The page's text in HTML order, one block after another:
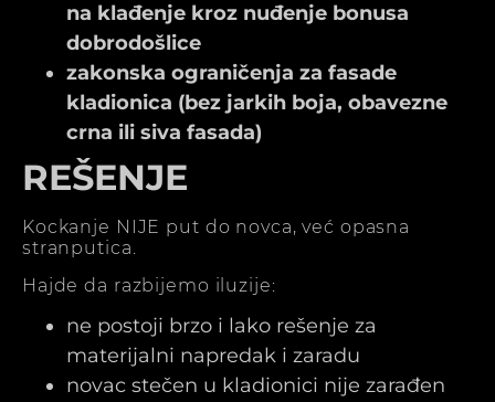
na klađenje kroz nuđenje bonusa
dobrodošlice
zakonska ograničenja za fasade
kladionica (bez jarkih boja, obavezne
crna ili siva fasada)
REŠENJE
Kockanje NIJE put do novca, već opasna
stranputica.
Hajde da razbijemo iluzije:
ne postoji brzo i lako rešenje za
materijalni napredak i zaradu
novac stečen u kladionici nije zarađen